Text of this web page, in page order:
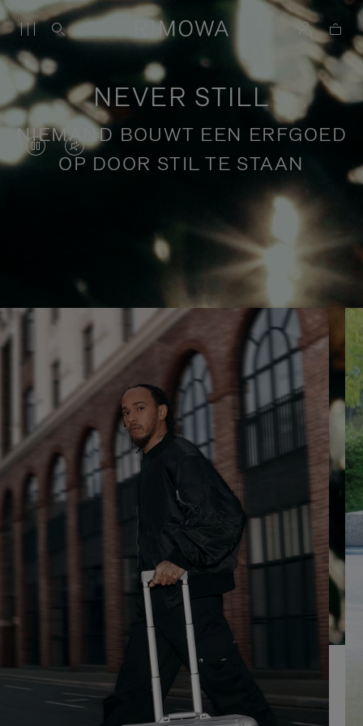
NEVER STILL
NIEMAND BOUWT EEN ERFGOED
OP DOOR STIL TE STAAN
DE
PAUZE,
DRUK
OP
OM
AF
TE
SPELEN
HET
VIDEO
IS
UITGESCHAKELD.
DRUK
HIER
OM
HET
DEMPEN
HEFFEN
Verhalen over bewust reizen